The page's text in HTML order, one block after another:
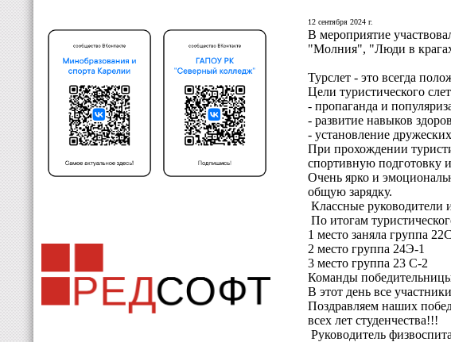
12 сентября 2024 г.
В мероприятие
"Молния", "Люди в
Турслет - это всегда
Цели туристического
- пропаганда и
- развитие навыков
- установление
При прохождении
спортивную подготовку
Очень ярко и
общую зарядку.
Классные руководители
По итогам
1 место заняла группа
2 место группа 24Э-1
3 место группа 23 С-2
Команды
В этот день все
Поздравляем наших
всех лет студенчества!!!
Руководитель